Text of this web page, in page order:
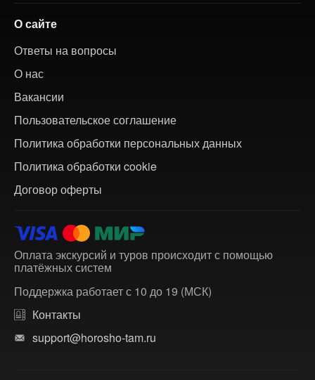
О сайте
Ответы на вопросы
О нас
Вакансии
Пользовательское соглашение
Политика обработки персональных данных
Политика обработки cookie
Договор оферты
Оплата экскурсий и туров происходит с помощью
платёжных систем
Поддержка работает с 10 до 19 (МСК)
Контакты
support@horosho-tam.ru